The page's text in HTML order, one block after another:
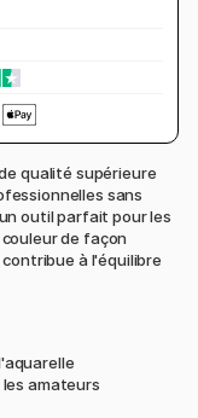
qualité supérieure
sans
outil parfait pour les
de façon
à l'équilibre
amateurs